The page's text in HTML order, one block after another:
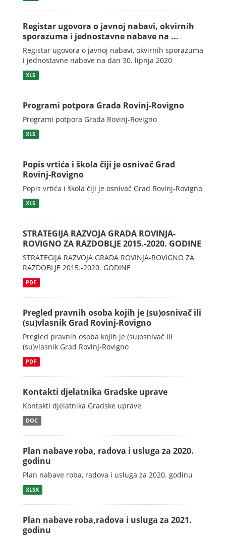
Registar ugovora o javnoj nabavi, okvirnih
sporazuma i jednostavne nabave na ...
Registar ugovora o javnoj nabavi, okvirnih sporazuma
i jednostavne nabave na dan 30. lipnja 2020
XLS
Programi potpora Grada Rovinj-Rovigno
Programi potpora Grada Rovinj-Rovigno
XLS
Popis vrtića i škola čiji je osnivač Grad
Rovinj-Rovigno
Popis vrtića i škola čiji je osnivač Grad Rovinj-Rovigno
XLS
STRATEGIJA RAZVOJA GRADA ROVINJA-
ROVIGNO ZA RAZDOBLJE 2015.-2020. GODINE
STRATEGIJA RAZVOJA GRADA ROVINJA-ROVIGNO ZA
RAZDOBLJE 2015.-2020. GODINE
PDF
Pregled pravnih osoba kojih je (su)osnivač ili
(su)vlasnik Grad Rovinj-Rovigno
Pregled pravnih osoba kojih je (su)osnivač ili
(su)vlasnik Grad Rovinj-Rovigno
PDF
Kontakti djelatnika Gradske uprave
Kontakti djelatnika Gradske uprave
DOC
Plan nabave roba, radova i usluga za 2020.
godinu
Plan nabave roba, radova i usluga za 2020. godinu
XLSX
Plan nabave roba,radova i usluga za 2021.
godinu